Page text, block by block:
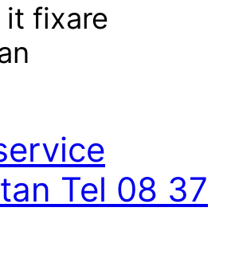
it fixare
Tel 08 37